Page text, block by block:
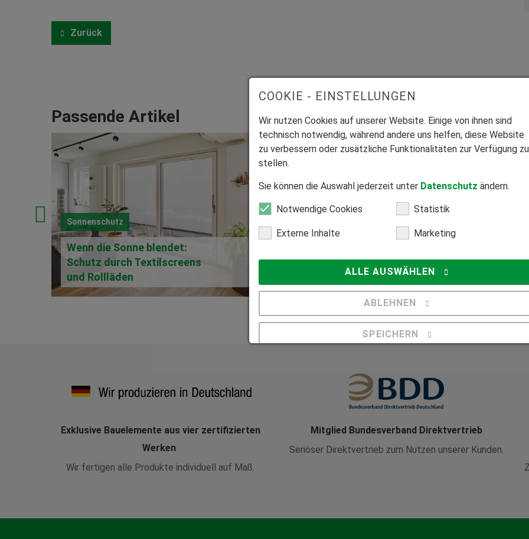
Zurück
Passende Artikel
Sonnenschutz
Wenn die Sonne blendet:
Schutz durch Textilscreens
und Rollläden
Terrassenüberdachung ist für
mein Haus geeignet?
Exklusive Bauelemente aus vier zertifizierten
Werken
Wir fertigen alle Produkte individuell auf Maß.
Mitglied Bundesverband Direktvertrieb
Seriöser Direktvertrieb zum Nutzen unserer Kunden.
COOKIE - EINSTELLUNGEN
Wir nutzen Cookies auf unserer Website. Einige von ihnen sind
technisch notwendig, während andere uns helfen, diese Website
zu verbessern oder zusätzliche Funktionalitäten zur Verfügung zu
stellen.
Sie können die Auswahl jederzeit unter Datenschutz ändern.
Notwendige Cookies Statistik
Externe Inhalte Marketing
ALLE AUSWÄHLEN
ABLEHNEN
SPEICHERN
Impressum| Datenschutz